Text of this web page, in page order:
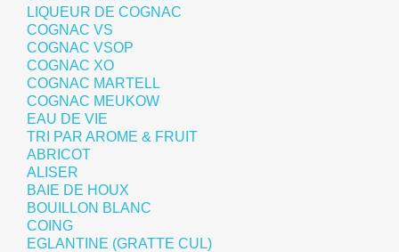
LIQUEUR DE COGNAC
COGNAC VS
COGNAC VSOP
COGNAC XO
COGNAC MARTELL
COGNAC MEUKOW
EAU DE VIE
TRI PAR AROME & FRUIT
ABRICOT
ALISER
BAIE DE HOUX
BOUILLON BLANC
COING
EGLANTINE (GRATTE CUL)